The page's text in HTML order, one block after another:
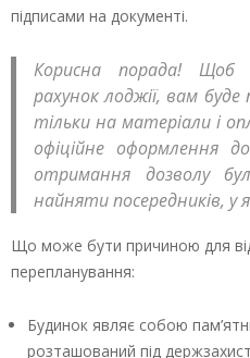
підписами на документі.
Корисна порада! Щоб
рахунок лоджії, вам
тільки на матеріали і
офіційне оформлення
отримання дозволу
найняти посередників, у
Що може бути причиною для
перепланування:
Будинок являє собою
розташований під